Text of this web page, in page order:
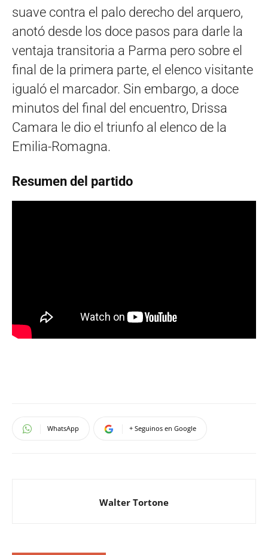
suave contra el palo derecho del arquero,
anotó desde los doce pasos para darle la
ventaja transitoria a Parma pero sobre el
final de la primera parte, el elenco visitante
igualó el marcador. Sin embargo, a doce
minutos del final del encuentro, Drissa
Camara le dio el triunfo al elenco de la
Emilia-Romagna.
Resumen del partido
WhatsApp + Seguinos en Google
Walter Tortone